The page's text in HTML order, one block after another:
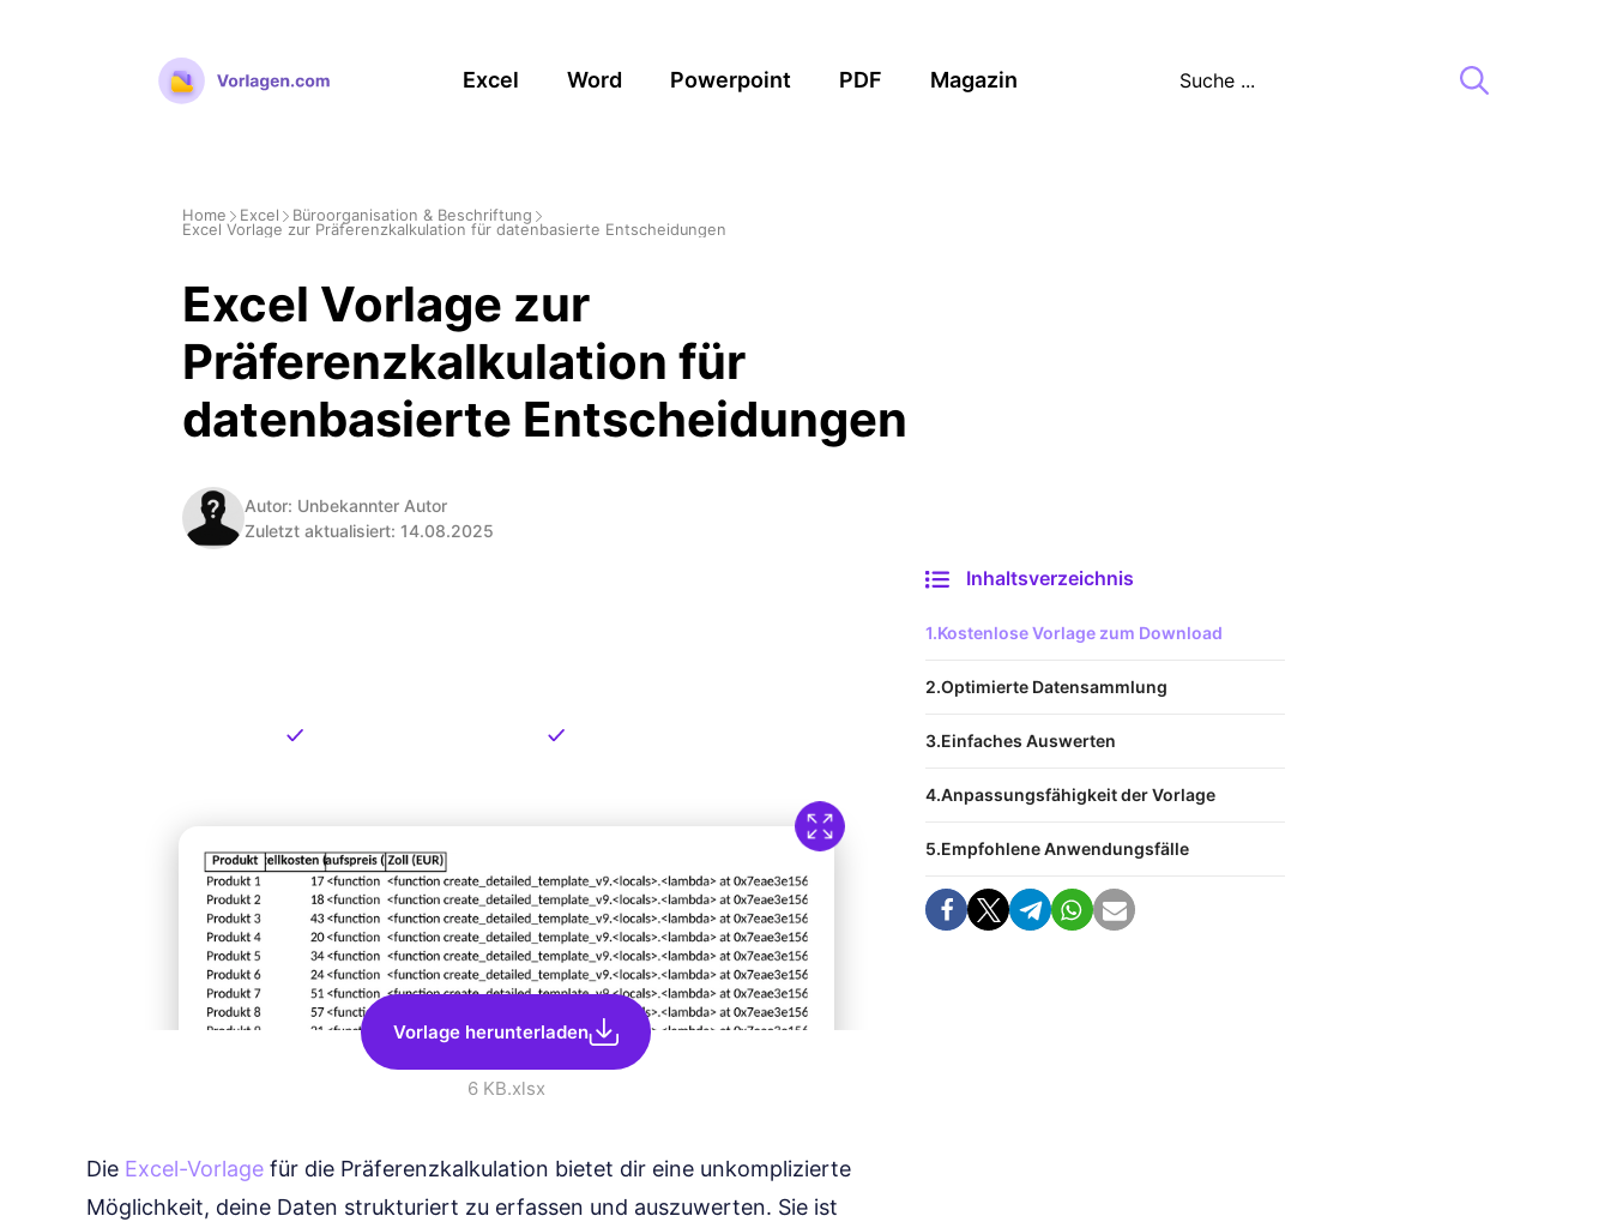
Excel Word Powerpoint PDF Magazin
Home Excel
Büroorganisation & Beschriftung
Excel Vorlage zur Präferenzkalkulation für datenbasierte Entscheidungen
Excel Vorlage zur
Präferenzkalkulation für
datenbasierte Entscheidungen
Autor: Unbekannter Autor
Zuletzt aktualisiert: 14.08.2025
Vorlage herunterladen
6 KB.xlsx
Die Excel-Vorlage für die Präferenzkalkulation bietet dir eine unkomplizierte
Möglichkeit, deine Daten strukturiert zu erfassen und auszuwerten. Sie ist
Inhaltsverzeichnis
Kostenlose Vorlage zum Download
Optimierte Datensammlung
Einfaches Auswerten
Anpassungsfähigkeit der Vorlage
Empfohlene Anwendungsfälle